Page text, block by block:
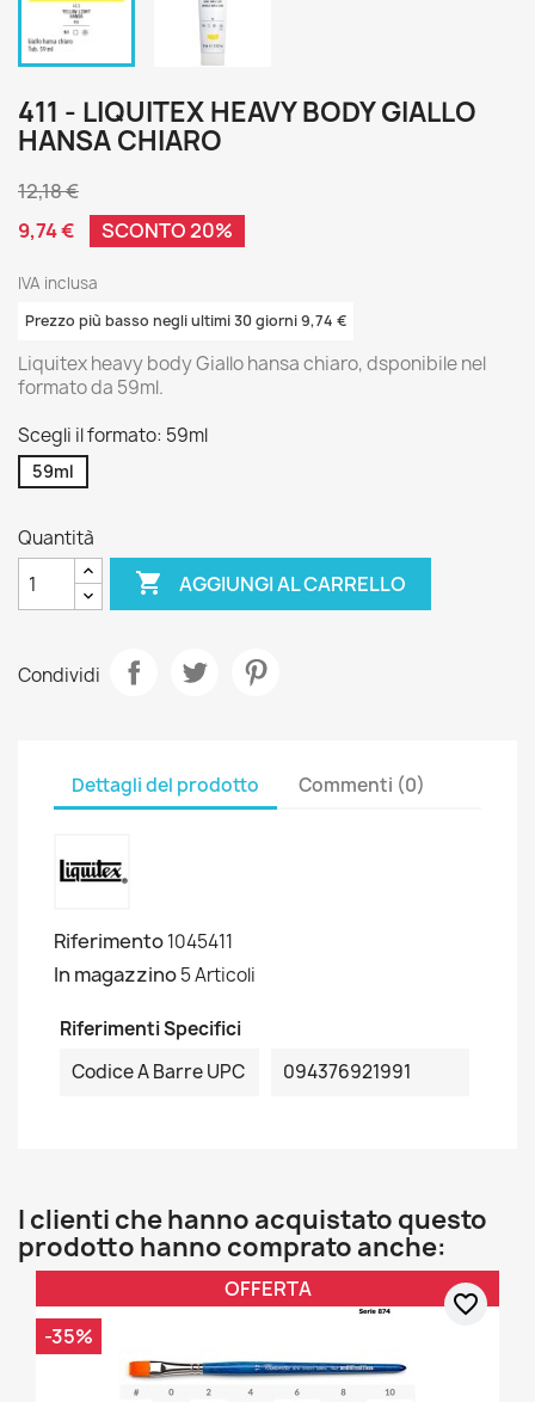
411 - LIQUITEX HEAVY BODY GIALLO
HANSA CHIARO
12,18 €
9,74 €
SCONTO 20%
IVA inclusa
Prezzo più basso negli ultimi 30 giorni 9,74 €
Liquitex heavy body Giallo hansa chiaro, dsponibile nel
formato da 59ml.
Scegli il formato: 59ml
59ml
Quantità
 AGGIUNGI AL CARRELLO
Condividi
Dettagli del prodotto Commenti (0)
Riferimento1045411
In magazzino5 Articoli
Riferimenti Specifici
Codice A Barre UPC
094376921991
I clienti che hanno acquistato questo
prodotto hanno comprato anche:
OFFERTA
-35%
favorite_border